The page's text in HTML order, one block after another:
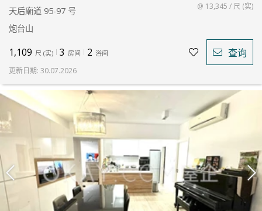
天后廟道 95-97 号
炮台山
@ 13,345 / 尺 (实)
1,109 尺 (实) 3 房间 2 浴间 查询
更新日期: 30.07.2026